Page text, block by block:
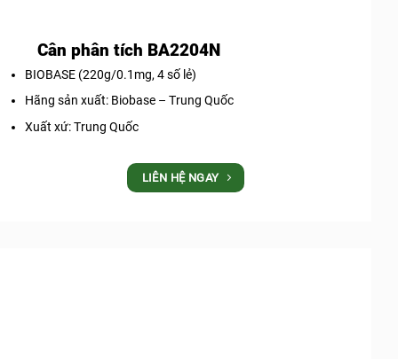
Cân phân tích BA2204N
BIOBASE (220g/0.1mg, 4 số lẻ)
Hãng sản xuất: Biobase – Trung Quốc
Xuất xứ: Trung Quốc
LIÊN HỆ NGAY